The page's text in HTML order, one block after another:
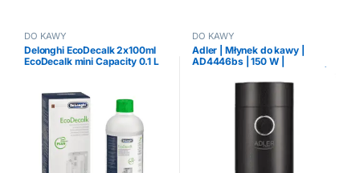
DO KAWY
Delonghi EcoDecalk 2x100ml
EcoDecalk mini Capacity 0.1 L
DO KAWY
Adler | Młynek do kawy |
AD4446bs | 150 W |
Wyłącznik bezpieczeństwa